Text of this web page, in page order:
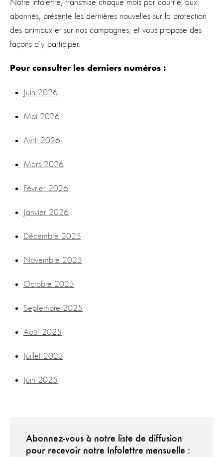
Notre infolettre, transmise chaque mois par courriel aux
abonnés, présente les dernières nouvelles sur la protection
des animaux et sur nos campagnes, et vous propose des
façons d’y participer.
Pour consulter les derniers numéros :
Juin 2026
Mai 2026
Avril 2026
Mars 2026
Février 2026
Janvier 2026
Décembre 2025
Novembre 2025
Octobre 2025
Septembre 2025
Août 2025
Juillet 2025
Juin 2025
Abonnez-vous à notre liste de diffusion
pour recevoir notre Infolettre mensuelle :